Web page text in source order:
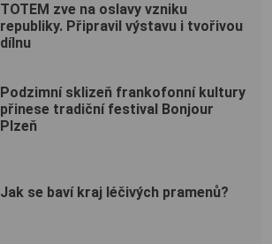
TOTEM zve na oslavy vzniku
republiky. Připravil výstavu i tvořivou
dílnu
Podzimní sklizeň frankofonní kultury
přinese tradiční festival Bonjour
Plzeň
Jak se baví kraj léčivých pramenů?